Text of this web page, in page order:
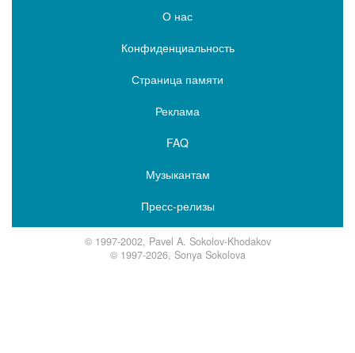
О нас
Конфиденциальность
Страница памяти
Реклама
FAQ
Музыкантам
Пресс-релизы
© 1997-2002, Pavel A. Sokolov-Khodakov
© 1997-2026, Sonya Sokolova